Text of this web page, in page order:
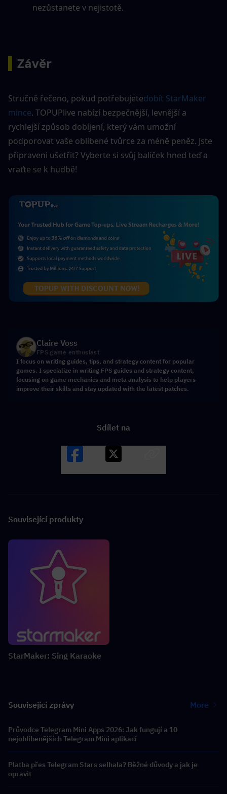
nezůstanete v nejistotě.
Závěr
Stručně řečeno, pokud potřebujetedobít StarMaker
mince. TOPUPlive nabízí bezpečnější, levnější a
rychlejší způsob dobíjení, který vám umožní
podporovat vaše oblíbené tvůrce za méně peněz. Jste
připraveni ušetřit? Vyberte si svůj balíček hned teď a
vraťte se k hudbě!
Claire Voss
FPS game enthusiast
I focus on writing guides, tips, and strategy content for popular
games. I specialize in writing FPS guides and strategy content,
focusing on game mechanics and meta analysis to help players
improve their skills and stay updated with the latest patches.
Sdílet na
Související produkty
StarMaker: Sing Karaoke
Související zprávy More
Průvodce Telegram Mini Apps 2026: Jak fungují a 10
nejoblíbenějších Telegram Mini aplikací
Platba přes Telegram Stars selhala? Běžné důvody a jak je
opravit